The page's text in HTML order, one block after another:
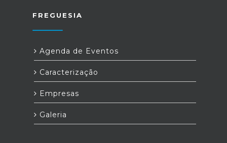
FREGUESIA
Agenda de Eventos
Caracterização
Empresas
Galeria